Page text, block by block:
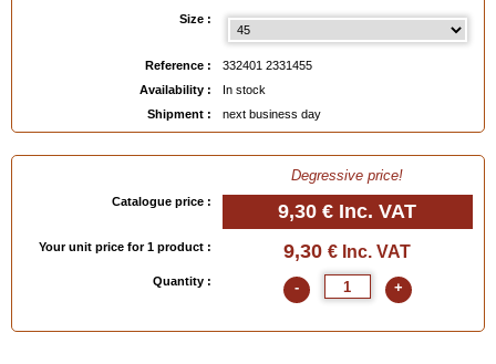
- 42 = 27.4 /8.8
- 43 = 27.5 / 9.2
Size :
Reference :
332401 2331455
Availability :
In stock
Shipment :
next business day
Degressive price!
Catalogue price : 9,30 € Inc. VAT
Your unit price for 1 product : 9,30 € Inc. VAT
Quantity : - +